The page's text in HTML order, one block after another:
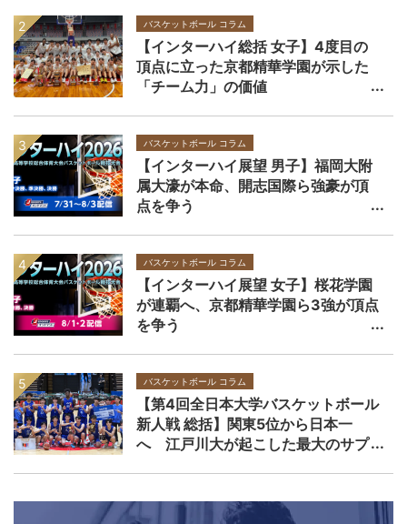
バスケットボール コラム
【インターハイ総括 女子】4度目の
頂点に立った京都精華学園が示した
「チーム力」の価値
バスケットボール コラム
【インターハイ展望 男子】福岡大附
属大濠が本命、開志国際ら強豪が頂
点を争う
バスケットボール コラム
【インターハイ展望 女子】桜花学園
が連覇へ、京都精華学園ら3強が頂点
を争う
バスケットボール コラム
【第4回全日本大学バスケットボール
新人戦 総括】関東5位から日本一
へ 江戸川大が起こした最大のサプ